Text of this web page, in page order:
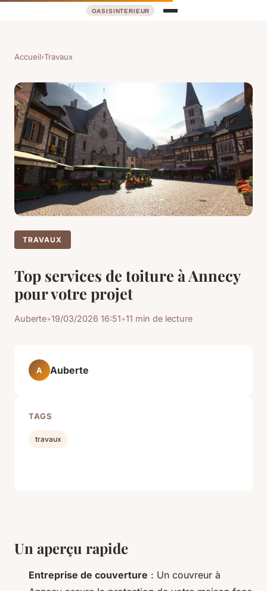
Accueil›Travaux
TRAVAUX
Top services de toiture à Annecy
pour votre projet
Auberte•19/03/2026 16:51•11 min de lecture
Un aperçu rapide
Entreprise de couverture : Un couvreur à
A Auberte
TAGS
travaux